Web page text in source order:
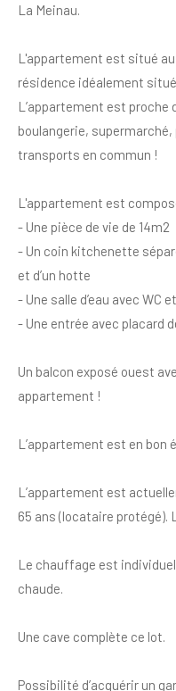
La Meinau.
L'appartement est situé au
résidence idéalement
L’appartement est
boulangerie,
transports en commun !
L'appartement est
- Une pièce de vie de 14m2
- Un coin kitchenette
et d’un hotte
- Une salle d’eau avec WC
- Une entrée avec placard
Un balcon exposé ouest
appartement !
L’appartement est en bon
L’appartement est
65 ans (locataire protégé).
Le chauffage est
chaude.
Une cave complète ce lot.
Possibilité d’acquérir un